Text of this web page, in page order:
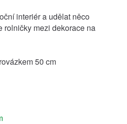
interiér a udělat něco
rolničky mezi dekorace na
50 cm